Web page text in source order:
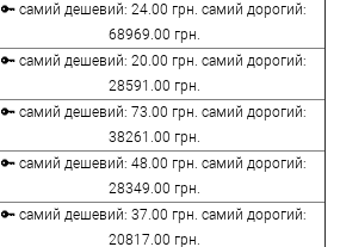
🔑 самий дешевий: 24.00 грн. самий дорогий:
68969.00 грн.
🔑 самий дешевий: 20.00 грн. самий дорогий:
28591.00 грн.
🔑 самий дешевий: 73.00 грн. самий дорогий:
38261.00 грн.
🔑 самий дешевий: 48.00 грн. самий дорогий:
28349.00 грн.
🔑 самий дешевий: 37.00 грн. самий дорогий:
20817.00 грн.